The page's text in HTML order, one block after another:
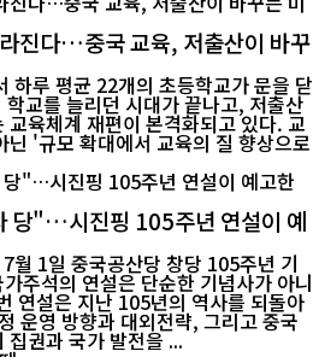
진다…중국 교육, 저출산이 바꾸
하루 평균 22개의 초등학교가 문을 닫
교를 늘리던 시대가 끝나고, 저출산
육체계 재편이 본격화되고 있다. 교
'규모 확대에서 교육의 질 향상으로
당"…시진핑 105주년 연설이 예
월 1일 중국공산당 창당 105주년 기
주석의 연설은 단순한 기념사가 아니
연설은 지난 105년의 역사를 되돌아
운영 방향과 대외전략, 그리고 중국
권과 국가 발전을 ...